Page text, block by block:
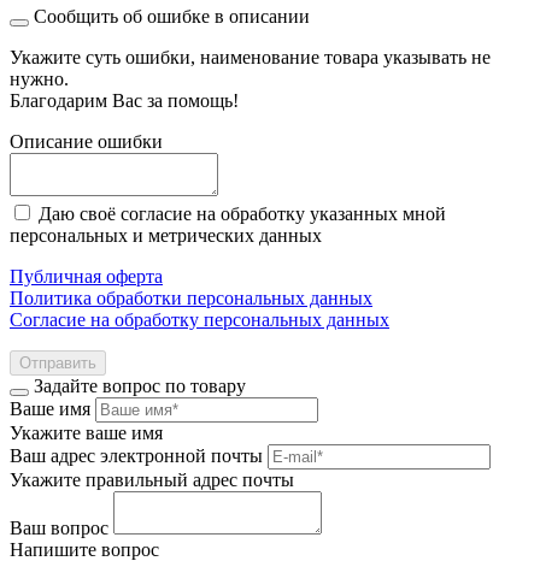
Сообщить об ошибке в описании
Укажите суть ошибки, наименование товара указывать не
нужно.
Благодарим Вас за помощь!
Описание ошибки
Даю своё согласие на обработку указанных мной
персональных и метрических данных
Публичная оферта
Политика обработки персональных данных
Согласие на обработку персональных данных
Отправить
Задайте вопрос по товару
Ваше имя
Укажите ваше имя
Ваш адрес электронной почты
Укажите правильный адрес почты
Ваш вопрос
Напишите вопрос